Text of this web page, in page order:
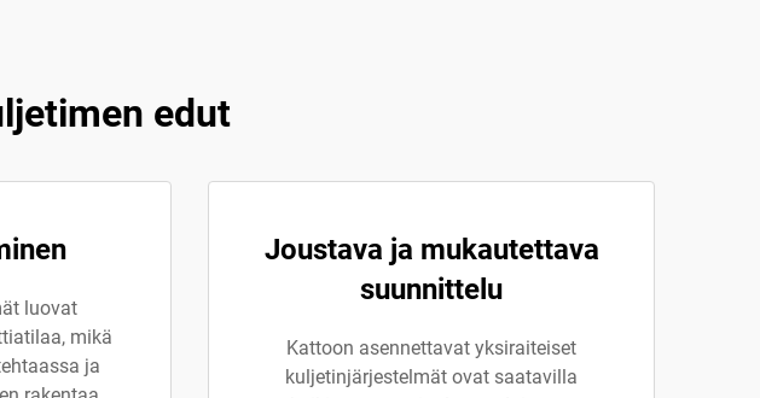
edut
luovat
mikä
ja
Joustava ja mukautettava
suunnittelu
Kattoon asennettavat yksiraiteiset
kuljetinjärjestelmät ovat saatavilla